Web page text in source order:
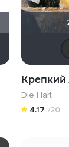
Крепкий
Die Hart
4.17 /20